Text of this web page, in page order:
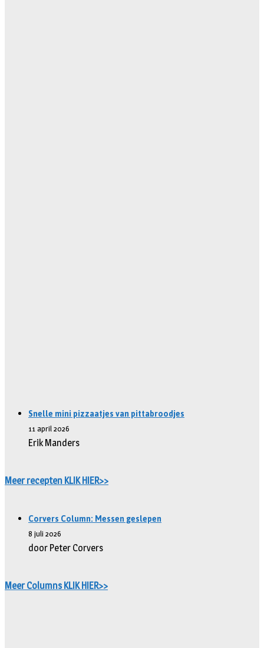
Snelle mini pizzaatjes van pittabroodjes
11 april 2026
Erik Manders
Meer recepten KLIK HIER>>
Corvers Column: Messen geslepen
8 juli 2026
door Peter Corvers
Meer Columns KLIK HIER>>